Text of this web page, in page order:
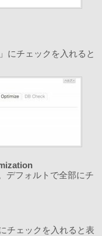
にチェックを入れると
デフォルトで全部にチ
チェックを入れると表